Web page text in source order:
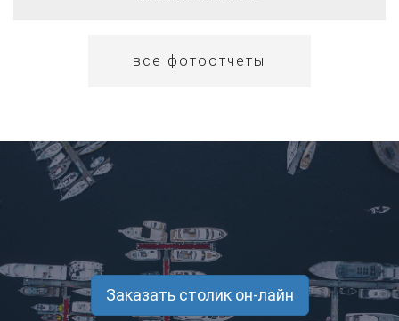
все фотоотчеты
Заказать столик он-лайн